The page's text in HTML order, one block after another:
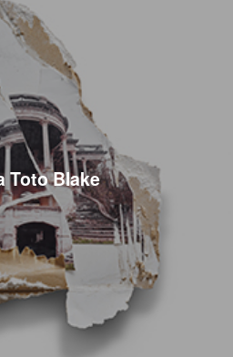
Toto Blake